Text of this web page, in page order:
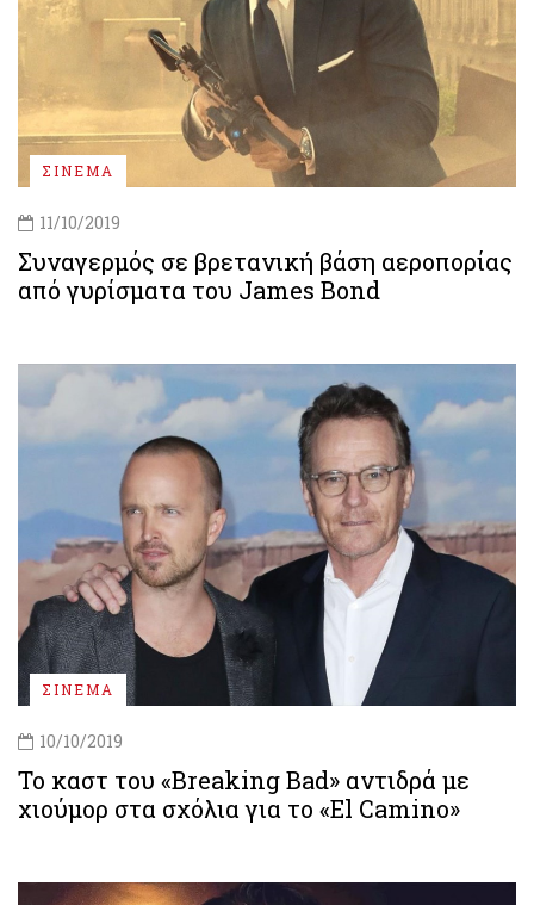
ΣΙΝΕΜΑ
11/10/2019
Συναγερμός σε βρετανική βάση αεροπορίας
από γυρίσματα του James Bond
ΣΙΝΕΜΑ
10/10/2019
Το καστ του «Breaking Bad» αντιδρά με
χιούμορ στα σχόλια για το «El Camino»